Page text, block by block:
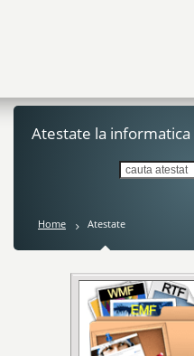
Atestate la informatica
Home Atestate